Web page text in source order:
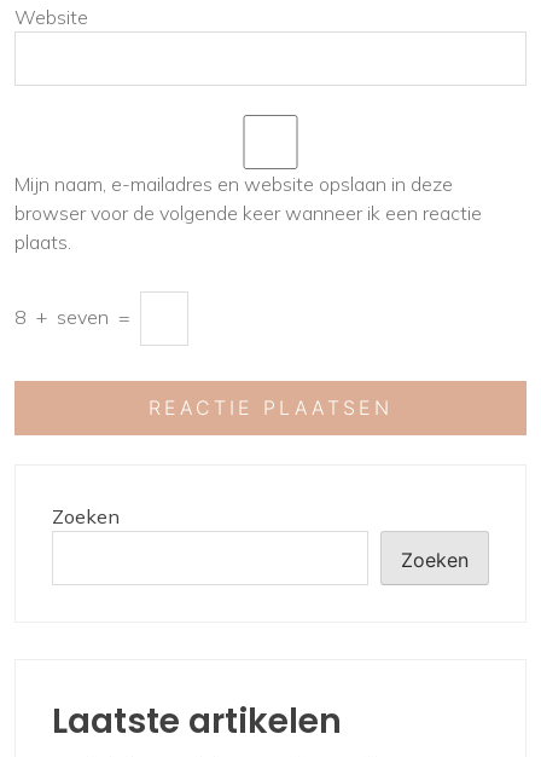
Website
Mijn naam, e-mailadres en website opslaan in deze
browser voor de volgende keer wanneer ik een reactie
plaats.
8 + seven =
Zoeken
Zoeken
Laatste artikelen